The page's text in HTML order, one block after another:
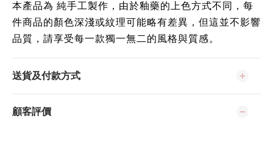
本產品為 純手工製作，由於釉藥的上色方式不同，每
件商品的顏色深淺或紋理可能略有差異，但這並不影響
品質，請享受每一款獨一無二的風格與質感。
送貨及付款方式
顧客評價